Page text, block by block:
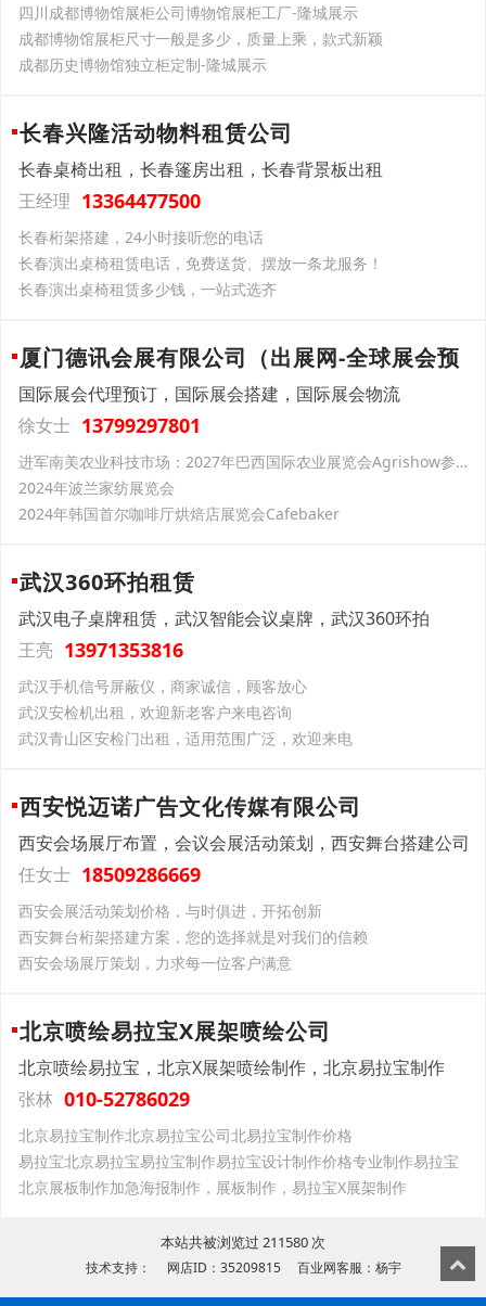
四川成都博物馆展柜公司博物馆展柜工厂-隆城展示
成都博物馆展柜尺寸一般是多少，质量上乘，款式新颖
成都历史博物馆独立柜定制-隆城展示
长春兴隆活动物料租赁公司
长春桌椅出租，长春篷房出租，长春背景板出租
王经理 13364477500
长春桁架搭建，24小时接听您的电话
长春演出桌椅租赁电话，免费送货、摆放一条龙服务！
长春演出桌椅租赁多少钱，一站式选齐
厦门德讯会展有限公司（出展网-全球展会预
国际展会代理预订，国际展会搭建，国际展会物流
徐女士 13799297801
进军南美农业科技市场：2027年巴西国际农业展览会Agrishow参展推荐
2024年波兰家纺展览会
2024年韩国首尔咖啡厅烘焙店展览会Cafebaker
武汉360环拍租赁
武汉电子桌牌租赁，武汉智能会议桌牌，武汉360环拍
王亮 13971353816
武汉手机信号屏蔽仪，商家诚信，顾客放心
武汉安检机出租，欢迎新老客户来电咨询
武汉青山区安检门出租，适用范围广泛，欢迎来电
西安悦迈诺广告文化传媒有限公司
西安会场展厅布置，会议会展活动策划，西安舞台搭建公司
任女士 18509286669
西安会展活动策划价格，与时俱进，开拓创新
西安舞台桁架搭建方案，您的选择就是对我们的信赖
西安会场展厅策划，力求每一位客户满意
北京喷绘易拉宝X展架喷绘公司
北京喷绘易拉宝，北京X展架喷绘制作，北京易拉宝制作
张林 010-52786029
北京易拉宝制作北京易拉宝公司北易拉宝制作价格
易拉宝北京易拉宝易拉宝制作易拉宝设计制作价格专业制作易拉宝
北京展板制作加急海报制作，展板制作，易拉宝X展架制作
本站共被浏览过 211580 次
技术支持： 网店ID：35209815 百业网客服：杨宇